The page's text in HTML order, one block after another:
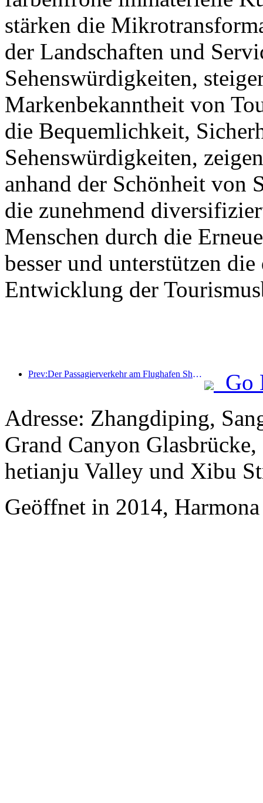
stärken die
der Landschaften und
Sehenswürdigkeiten,
Markenbekanntheit von
die Bequemlichkeit,
Sehenswürdigkeiten,
anhand der Schönheit von
die zunehmend
Menschen durch die
besser und unterstützen
Entwicklung der
Prev:Der Passagierverkehr am Flughafen Shenzhen nimmt während der Sommerferien stark zu, und viele ausländische Fluggesellschaften erweitern ihr China-Angebot.
Go
Adresse: Zhangdiping,
Grand Canyon
hetianju Valley und Xibu
Geöffnet in 2014,